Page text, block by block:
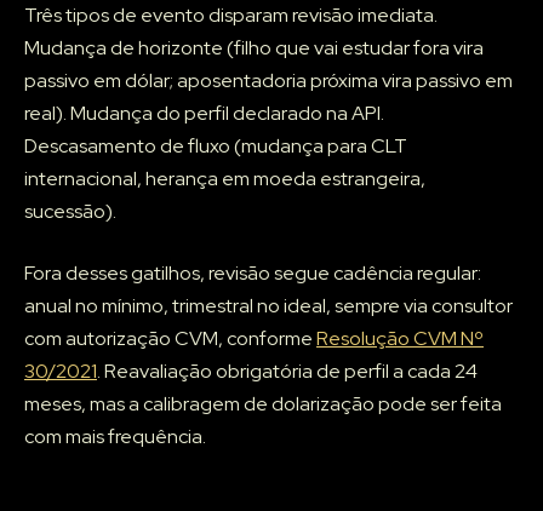
Três tipos de evento disparam revisão imediata.
Mudança de horizonte (filho que vai estudar fora vira
passivo em dólar; aposentadoria próxima vira passivo em
real). Mudança do perfil declarado na API.
Descasamento de fluxo (mudança para CLT
internacional, herança em moeda estrangeira,
sucessão).
Fora desses gatilhos, revisão segue cadência regular:
anual no mínimo, trimestral no ideal, sempre via consultor
com autorização CVM, conformeResolução CVM Nº
30/2021. Reavaliação obrigatória de perfil a cada 24
meses, mas a calibragem de dolarização pode ser feita
com mais frequência.